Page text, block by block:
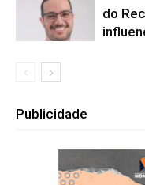
do
Publicidade